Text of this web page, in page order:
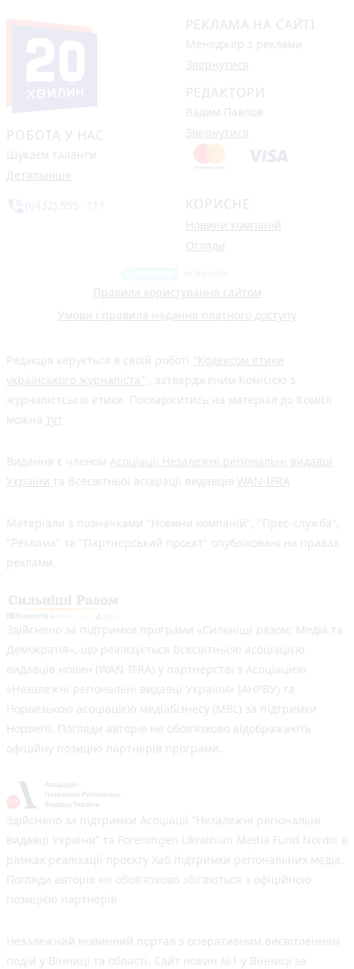
РОБОТА У НАС
Шукаєм таланти
Детальніше
РЕКЛАМА НА САЙТІ
Менеджер з реклами
Звернутися
РЕДАКТОРИ
Вадим Павлов
Звернутися
КОРИСНЕ
Новини компаній
Огляди
Правила користування сайтом
Умови і правила надання платного доступу
Редакція керується в своїй роботі "Кодексом етики
українського журналіста" , затвердженим Комісією з
журналістської етики. Поскаржитись на матеріал до Комісії
можна тут
Видання є членом Асоціації Незалежні регіональні видавці
України та Всесвітньої асоціації видавців WAN-IFRA
Матеріали з позначками "Новини компаній", "Прес-служба",
"Реклама" та "Партнерський проєкт" опубліковані на правах
реклами.
Здійснено за підтримки програми «Сильніші разом: Медіа та
Демократія», що реалізується Всесвітньою асоціацією
видавців новин (WAN-IFRA) у партнерстві з Асоціацією
«Незалежні регіональні видавці України» (АНРВУ) та
Норвезькою асоціацією медіабізнесу (MBL) за підтримки
Норвегії. Погляди авторів не обов’язково відображають
офіційну позицію партнерів програми.
Здійснено за підтримки Асоціації “Незалежні регіональні
видавці України” та Foreningen Ukrainian Media Fund Nordic в
рамках реалізації проєкту Хаб підтримки регіональних медіа.
Погляди авторів не обов'язково збігаються з офіційною
позицією партнерів
Незалежний новинний портал з оперативним висвітленням
подій у Вінниці та області. Сайт новин №1 у Вінниці за